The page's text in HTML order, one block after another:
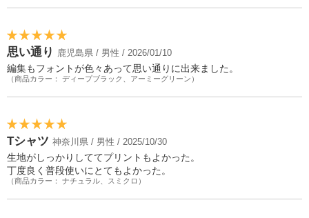
思い通り 鹿児島県 / 男性 / 2026/01/10
編集もフォントが色々あって思い通りに出来ました。
（商品カラー： ディープブラック、アーミーグリーン）
Tシャツ 神奈川県 / 男性 / 2025/10/30
生地がしっかりしててプリントもよかった。
丁度良く普段使いにとてもよかった。
（商品カラー： ナチュラル、スミクロ）